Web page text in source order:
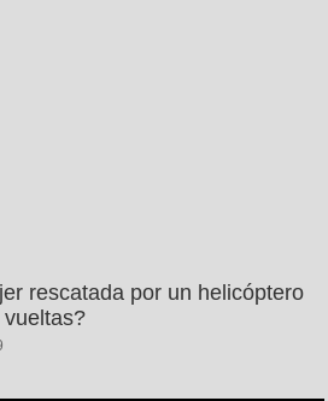
rescatada por un helicóptero